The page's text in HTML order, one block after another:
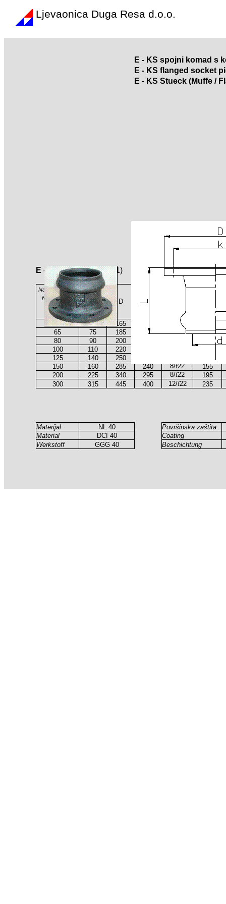
Ljevaonica Duga Resa d.o.o.
E - KS spojni komad s
E - KS flanged socket
E - KS Stueck (Muffe /
E - KS (DIN 16451)
Nazivni promjer
d D k
Nominal size
Nennweite
DN
50
63 165 18
65
75 185 145 4/f18
117,5
80
90 200
100
110 220
125
140 250
150
160 285 240 8/f22
155
200
225 340 295 8/f22
195
300
315 445 400 12/f22 235
Materijal NL 40
Površinska zaštita
Material
DCI 40
Coating
Werkstoff
GGG 40 Beschichtung